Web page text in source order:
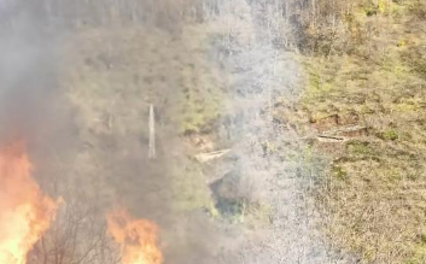
Taşköprü Sarımsak
Festivali’nde El Sanatları
ve Yöresel Lezzetler
Buluştu